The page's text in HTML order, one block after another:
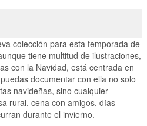
colección para esta temporada de
tiene multitud de ilustraciones,
con la Navidad, está centrada en
documentar con ella no solo
navideñas, sino cualquier
rural, cena con amigos, días
durante el invierno.